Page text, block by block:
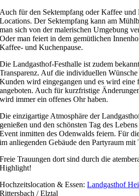
Auch für den Sektempfang oder Kaffee und
Locations. Der Sektempfang kann am
man sich von der malerischen Umgebung
Oder man feiert in dem gemütlichen
Kaffee- und Kuchenpause.
Die Landgasthof-Festhalle ist zudem
Transparenz. Auf die individuellen
Kunden wird eingegangen und es wird eine
angeboten. Auch für kurzfristige
wird immer ein offenes Ohr haben.
Die einzigartige Atmosphäre der
genießen und den schönsten Tag des
Event inmitten des Odenwalds feiern. Für
im anliegenden Gebäude den Partyraum mit
Freie Trauungen dort sind durch die
Highlight!
Hochzeitslocation & Essen:Landgasthof
Rittersbach / Elztal